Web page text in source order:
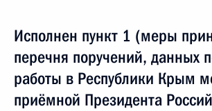
Исполнен пункт 1 (меры
перечня поручений, данных
работы в Республики Крым
приёмной Президента